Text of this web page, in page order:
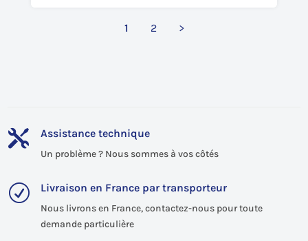
1 2 >
 Assistance technique
Un problème ? Nous sommes à vos côtés
R Livraison en France par transporteur
Nous livrons en France, contactez-nous pour toute
demande particulière